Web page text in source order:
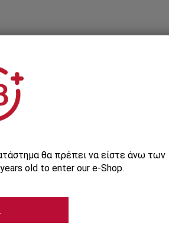
μας
θα πρέπει να είστε άνω των
old to enter our e-Shop.